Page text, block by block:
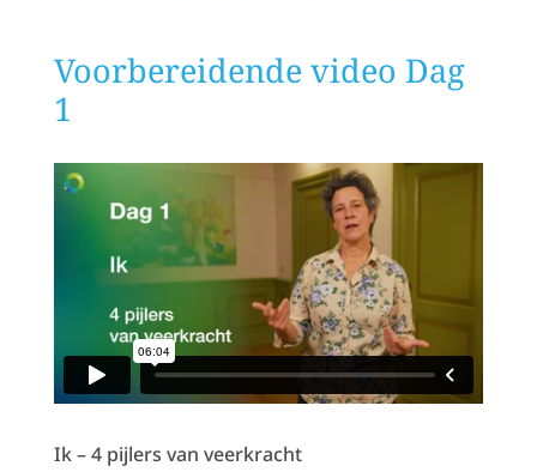
Voorbereidende video Dag
1
Ik – 4 pijlers van veerkracht